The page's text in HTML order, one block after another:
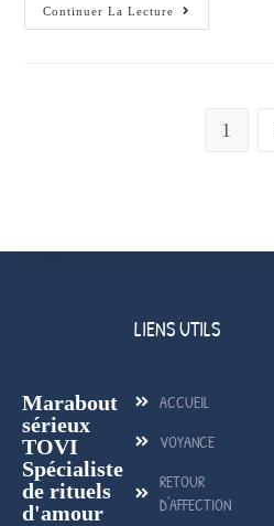
Continuer La Lecture
1
Marabout
sérieux
TOVI
Spécialiste
de rituels
d'amour
LIENS UTILS
ACCUEIL
VOYANCE
RETOUR
D'AFFECTION